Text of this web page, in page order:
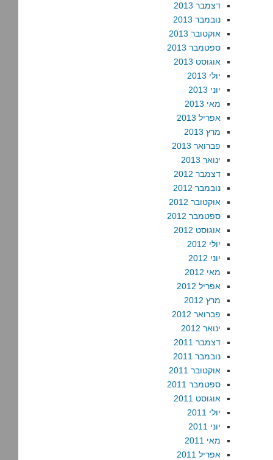
דצמבר 2013
נובמבר 2013
אוקטובר 2013
ספטמבר 2013
אוגוסט 2013
יולי 2013
יוני 2013
מאי 2013
אפריל 2013
מרץ 2013
פברואר 2013
ינואר 2013
דצמבר 2012
נובמבר 2012
אוקטובר 2012
ספטמבר 2012
אוגוסט 2012
יולי 2012
יוני 2012
מאי 2012
אפריל 2012
מרץ 2012
פברואר 2012
ינואר 2012
דצמבר 2011
נובמבר 2011
אוקטובר 2011
ספטמבר 2011
אוגוסט 2011
יולי 2011
יוני 2011
מאי 2011
אפריל 2011